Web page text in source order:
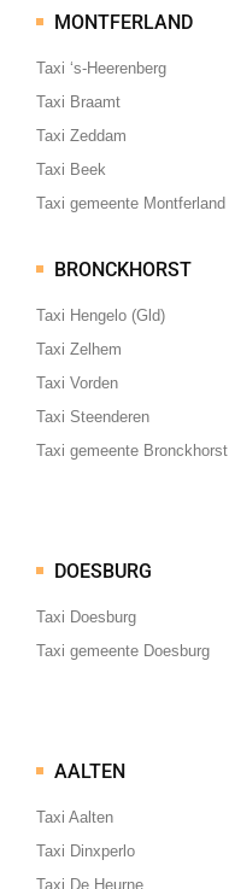
MONTFERLAND
Taxi ‘s-Heerenberg
Taxi Braamt
Taxi Zeddam
Taxi Beek
Taxi gemeente Montferland
BRONCKHORST
Taxi Hengelo (Gld)
Taxi Zelhem
Taxi Vorden
Taxi Steenderen
Taxi gemeente Bronckhorst
DOESBURG
Taxi Doesburg
Taxi gemeente Doesburg
AALTEN
Taxi Aalten
Taxi Dinxperlo
Taxi De Heurne